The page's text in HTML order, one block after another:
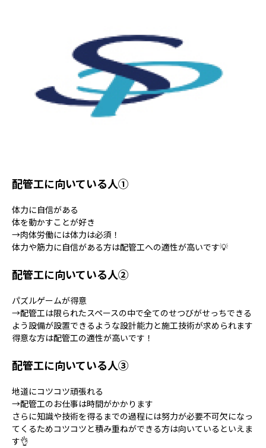
配管工に向いている人①
体力に自信がある
体を動かすことが好き
→肉体労働には体力は必須！
体力や筋力に自信がある方は配管工への適性が高いです💡
配管工に向いている人②
パズルゲームが得意
→配管工は限られたスペースの中で全てのせつびがせっちできる
よう設備が設置できるような設計能力と施工技術が求められます
得意な方は配管工の適性が高いです！
配管工に向いている人③
地道にコツコツ頑張れる
→配管工のお仕事は時間がかかります
さらに知識や技術を得るまでの過程には努力が必要不可欠になっ
てくるためコツコツと積み重ねができる方は向いているといえま
す👌